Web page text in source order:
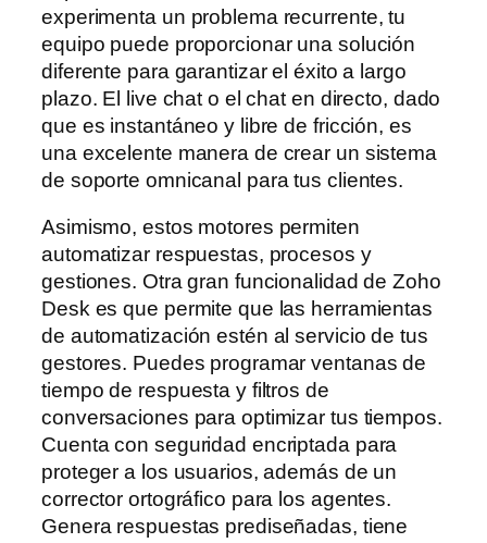
experimenta un problema recurrente, tu
equipo puede proporcionar una solución
diferente para garantizar el éxito a largo
plazo. El live chat o el chat en directo, dado
que es instantáneo y libre de fricción, es
una excelente manera de crear un sistema
de soporte omnicanal para tus clientes.
Asimismo, estos motores permiten
automatizar respuestas, procesos y
gestiones. Otra gran funcionalidad de Zoho
Desk es que permite que las herramientas
de automatización estén al servicio de tus
gestores. Puedes programar ventanas de
tiempo de respuesta y filtros de
conversaciones para optimizar tus tiempos.
Cuenta con seguridad encriptada para
proteger a los usuarios, además de un
corrector ortográfico para los agentes.
Genera respuestas prediseñadas, tiene